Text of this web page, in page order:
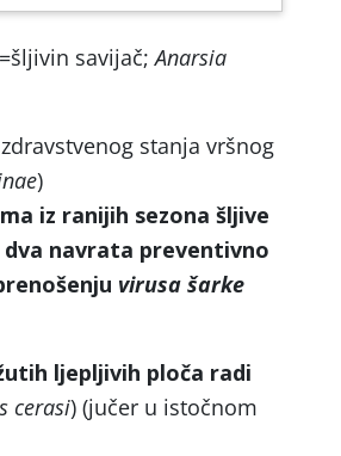
=šljivin savijač;Anarsia
stanja vršnog
)
iz ranijih sezona šljive
navrata preventivno
virusa šarke
ljepljivih ploča radi
cerasi) (jučer u istočnom